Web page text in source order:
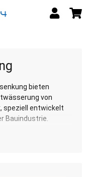
bieten
von
speziell entwickelt
Bauindustrie.
zuverlässige